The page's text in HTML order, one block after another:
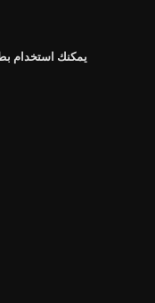
يمكنك استخدام